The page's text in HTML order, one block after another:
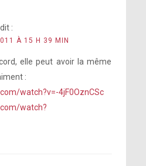
dit :
À 15 H 39 MIN
elle peut avoir la même
:
watch?v=-4jF0OznCSc
watch?